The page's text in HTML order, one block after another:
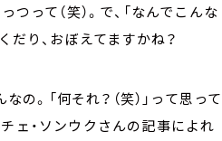
っつって（笑）。で、「なんでこんな
だり、おぼえてますかね？
の。「何それ？（笑）」って思って
ェ・ソンウクさんの記事によれ